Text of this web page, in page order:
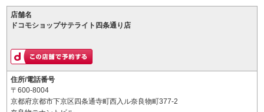
店舗名
ドコモショップサテライト四条通り店
住所/電話番号
〒600-8004
京都府京都市下京区四条通寺町西入ル奈良物町377-2